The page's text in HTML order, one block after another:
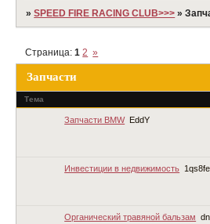
»SPEED FIRE RACING CLUB>>> »
Запчасти
Страница:1 2 »
Тема
Запчасти BMW EddY
Инвестиции в недвижимость
Органический травяной бальзам